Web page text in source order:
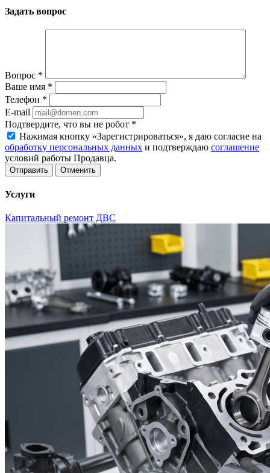
Задать вопрос
Вопрос *
Ваше имя *
Телефон *
E-mail
Подтвердите, что вы не робот *
Нажимая кнопку «Зарегистрироваться», я даю согласие на
обработку персональных данных и подтверждаю соглашение
условий работы Продавца.
Отменить
Услуги
Капитальный ремонт ДВС